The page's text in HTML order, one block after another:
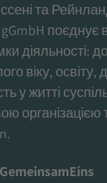
та
поєднує в
діяльності:
віку, освіту,
у житті